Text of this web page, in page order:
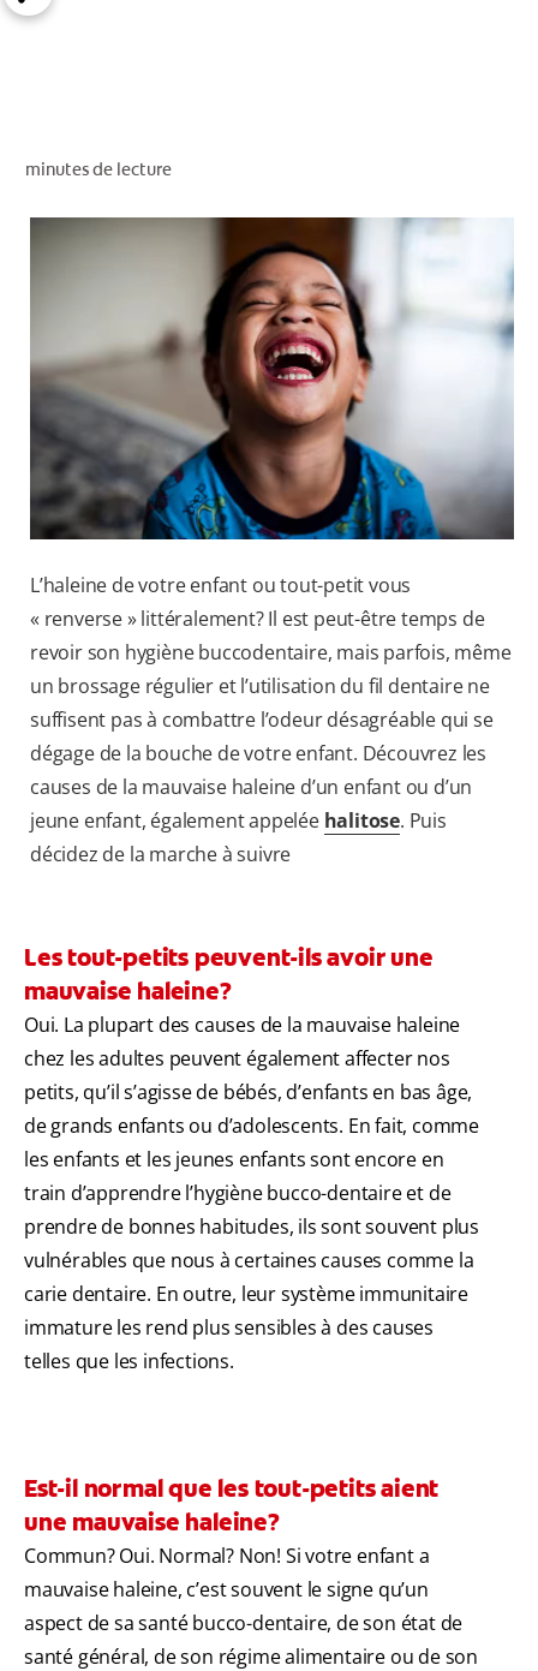
minutes de lecture
L’haleine de votre enfant ou tout-petit vous
« renverse » littéralement? Il est peut-être temps de
revoir son hygiène buccodentaire, mais parfois, même
un brossage régulier et l’utilisation du fil dentaire ne
suffisent pas à combattre l’odeur désagréable qui se
dégage de la bouche de votre enfant. Découvrez les
causes de la mauvaise haleine d’un enfant ou d’un
jeune enfant, également appelée halitose. Puis
décidez de la marche à suivre
Les tout-petits peuvent-ils avoir une
mauvaise haleine?
Oui. La plupart des causes de la mauvaise haleine
chez les adultes peuvent également affecter nos
petits, qu’il s’agisse de bébés, d’enfants en bas âge,
de grands enfants ou d’adolescents. En fait, comme
les enfants et les jeunes enfants sont encore en
train d’apprendre l’hygiène bucco-dentaire et de
prendre de bonnes habitudes, ils sont souvent plus
vulnérables que nous à certaines causes comme la
carie dentaire. En outre, leur système immunitaire
immature les rend plus sensibles à des causes
telles que les infections.
Est-il normal que les tout-petits aient
une mauvaise haleine?
Commun? Oui. Normal? Non! Si votre enfant a
mauvaise haleine, c’est souvent le signe qu’un
aspect de sa santé bucco-dentaire, de son état de
santé général, de son régime alimentaire ou de son